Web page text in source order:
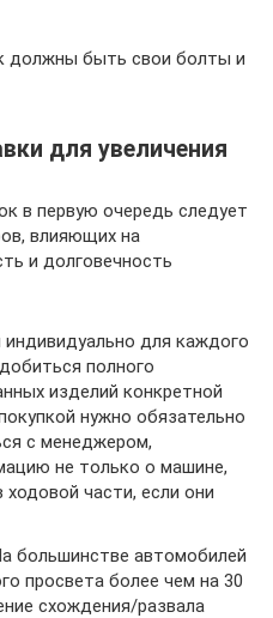
должны быть свои болты и
для увеличения
в первую очередь следует
влияющих на
и долговечность
индивидуально для каждого
полного
изделий конкретной
нужно обязательно
с менеджером,
не только о машине,
части, если они
большинстве автомобилей
просвета более чем на 30
схождения/развала